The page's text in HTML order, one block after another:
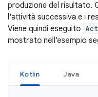
produzione del risultato.
l'attività successiva e i
Viene quindi eseguito
mostrato nell'esempio
Kotlin Java